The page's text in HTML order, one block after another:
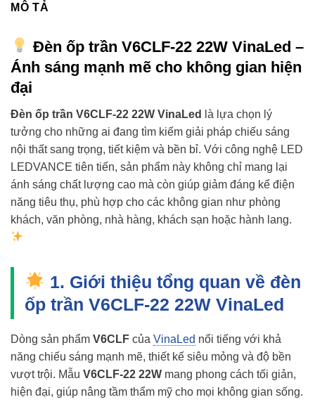
MÔ TẢ
Đèn ốp trần V6CLF-22 22W VinaLed –
Ánh sáng mạnh mẽ cho không gian hiện
đại
Đèn ốp trần V6CLF-22 22W VinaLed
là lựa chọn lý
tưởng cho những ai đang tìm kiếm giải pháp chiếu sáng
nội thất sang trọng, tiết kiệm và bền bỉ. Với công nghệ LED
LEDVANCE tiên tiến, sản phẩm này không chỉ mang lại
ánh sáng chất lượng cao mà còn giúp giảm đáng kể điện
năng tiêu thụ, phù hợp cho các không gian như phòng
khách, văn phòng, nhà hàng, khách sạn hoặc hành lang.
1. Giới thiệu tổng quan về đèn
ốp trần V6CLF-22 22W VinaLed
Dòng sản phẩm V6CLF của VinaLed nổi tiếng với khả
năng chiếu sáng mạnh mẽ, thiết kế siêu mỏng và độ bền
vượt trội. Mẫu V6CLF-22 22W mang phong cách tối giản,
hiện đại, giúp nâng tầm thẩm mỹ cho mọi không gian sống.